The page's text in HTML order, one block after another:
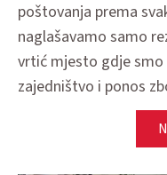
poštovanja prema
naglašavamo samo
vrtić mjesto gdje smo
zajedništvo i ponos